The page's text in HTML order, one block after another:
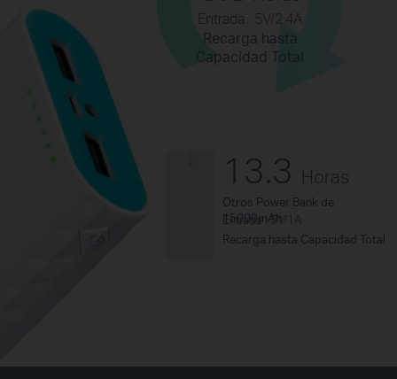
Entrada : 5V/2.4A
Recarga hasta
Capacidad Total
13.3 Horas
Otros Power Bank de
15000mAh
Entrada : 5V/1A
Recarga hasta Capacidad Total